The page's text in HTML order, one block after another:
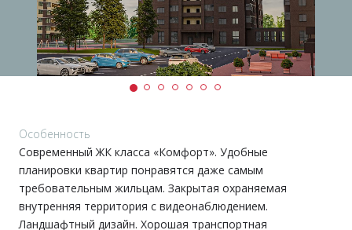
Особенность
Современный ЖК класса «Комфорт». Удобные
планировки квартир понравятся даже самым
требовательным жильцам. Закрытая охраняемая
внутренняя территория с видеонаблюдением.
Ландшафтный дизайн. Хорошая транспортная